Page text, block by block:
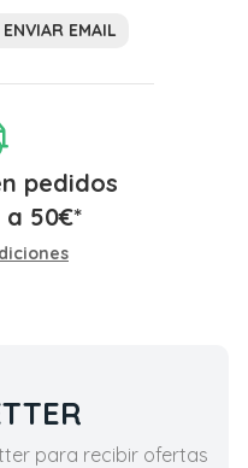
ENVIAR EMAIL
pedidos
a 50€*
para recibir ofertas